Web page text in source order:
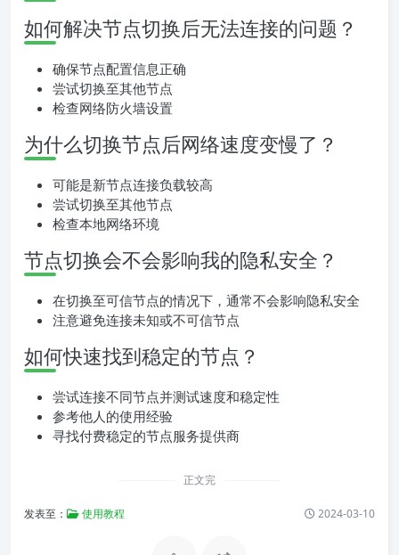
如何解决节点切换后无法连接的问题？
确保节点配置信息正确
尝试切换至其他节点
检查网络防火墙设置
为什么切换节点后网络速度变慢了？
可能是新节点连接负载较高
尝试切换至其他节点
检查本地网络环境
节点切换会不会影响我的隐私安全？
在切换至可信节点的情况下，通常不会影响隐私安全
注意避免连接未知或不可信节点
如何快速找到稳定的节点？
尝试连接不同节点并测试速度和稳定性
参考他人的使用经验
寻找付费稳定的节点服务提供商
正文完
发表至： 使用教程 2024-03-10